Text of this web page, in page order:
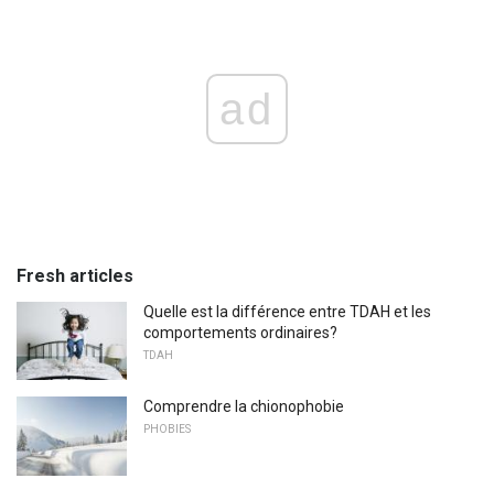
ad
Fresh articles
Quelle est la différence entre TDAH et les
comportements ordinaires?
TDAH
Comprendre la chionophobie
PHOBIES